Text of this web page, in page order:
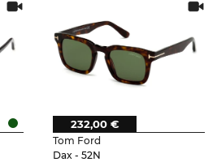
Tom Ford
Dax - 52N
232,00 €